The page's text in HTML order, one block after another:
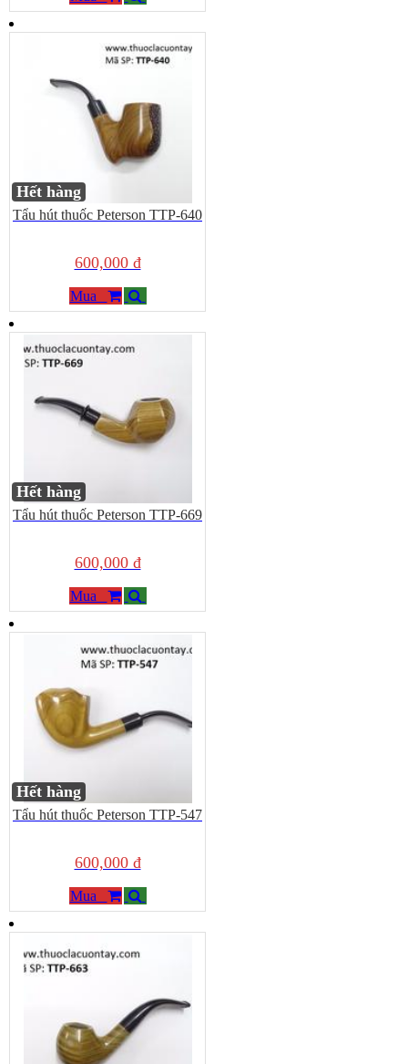
Hết hàng
Tẩu hút thuốc Peterson TTP-640
600,000 đ
Mua
Hết hàng
Tẩu hút thuốc Peterson TTP-669
600,000 đ
Mua
Hết hàng
Tẩu hút thuốc Peterson TTP-547
600,000 đ
Mua